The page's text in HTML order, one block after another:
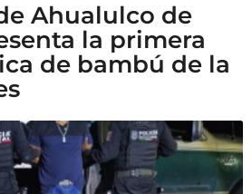
Ahualulco de
la primera
de bambú de la